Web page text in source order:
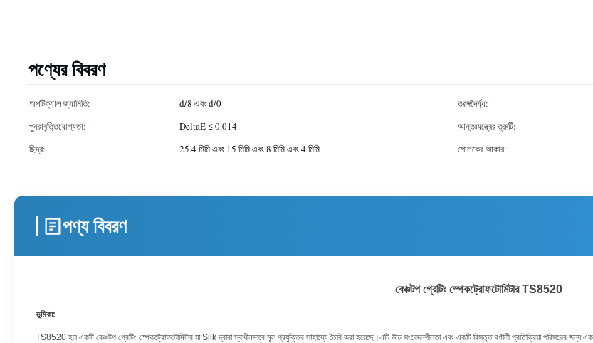
পণ্যের বিবরণ
অপটিক্যাল জ্যামিতি: d/8 এবং d/0 তরঙ্গদৈর্ঘ্য:
পুনরাবৃত্তিযোগ্যতা:
DeltaE ≤ 0.014 আন্তঃযন্ত্রের ত্রুটি:
ছিদ্র:
25.4 মিমি এবং 15 মিমি এবং 8 মিমি এবং 4 মিমি গোলকের আকার:
পণ্য বিবরণ
বেঞ্চটপ গ্রেটিং স্পেকট্রোফটোমিটার TS8520
ভূমিকা:
TS8520 হল একটি বেঞ্চটপ গ্রেটিং স্পেকট্রোফটোমিটার যা Silk দ্বারা স্বাধীনভাবে মূল প্রযুক্তির সাহায্যে তৈরি করা হয়েছে।এটি উচ্চ সংবেদনশীলতা এবং একটি বিস্তৃত বর্ণালী প্রতিক্রিয়া পরিসরের